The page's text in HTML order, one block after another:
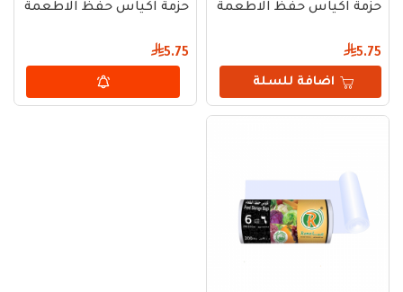
حزمة اكياس حفظ الاطعمة ريما مقاس 12 – 60 كيس
5.75
اضافة للسلة
حزمة اكياس حفظ الاطعمة ريما مقاس
5.75